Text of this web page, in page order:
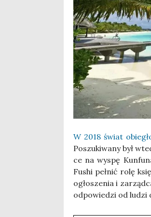
W 2018 świat
Poszu­ki­wa­ny był
ce na wyspę
Fushi peł­nić rolę
ogło­sze­nia i
odpo­wie­dzi od ludzi